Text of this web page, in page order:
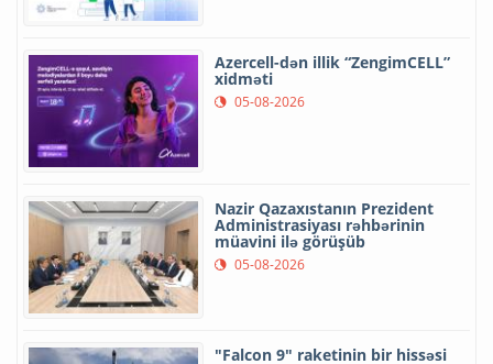
Azercell-dən illik “ZengimCELL”
xidməti
05-08-2026
Nazir Qazaxıstanın Prezident
Administrasiyası rəhbərinin
müavini ilə görüşüb
05-08-2026
"Falcon 9" raketinin bir hissəsi